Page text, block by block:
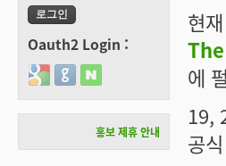
현재
에
19,
공
Oauth2 Login :
Login with Google
Login with GitHub
Login with Naver
홍보 제휴 안내